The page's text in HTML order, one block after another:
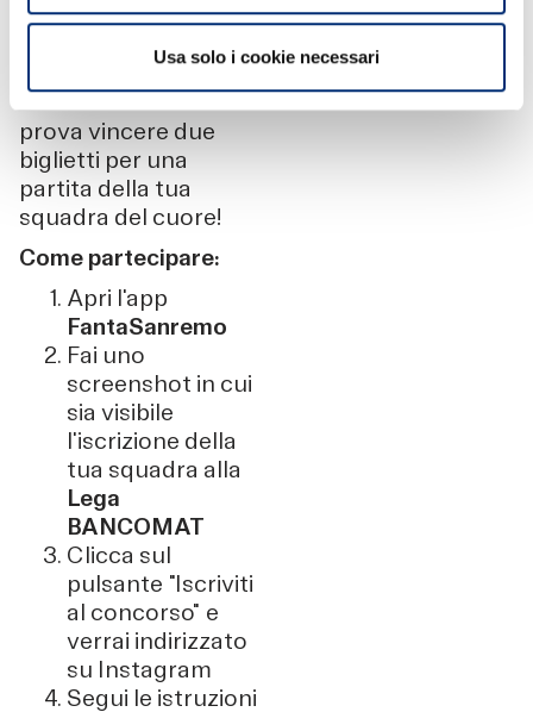
Usa solo i cookie necessari
Se anche tu ami
FantaSanremo,
partecipa al nostro
concorso esclusivo e
prova vincere due
biglietti per una
partita della tua
squadra del cuore!
Come partecipare:
Apri l'app
FantaSanremo
Fai uno
screenshot in cui
sia visibile
l'iscrizione della
tua squadra alla
Lega
BANCOMAT
Clicca sul
pulsante "Iscriviti
al concorso" e
verrai indirizzato
su Instagram
Segui le istruzioni